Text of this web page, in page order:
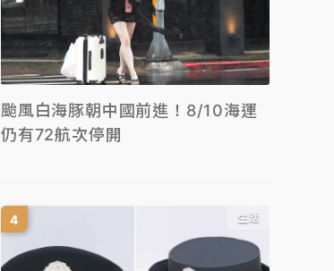
颱風白海豚朝中國前進！8/10海運
仍有72航次停開
生活